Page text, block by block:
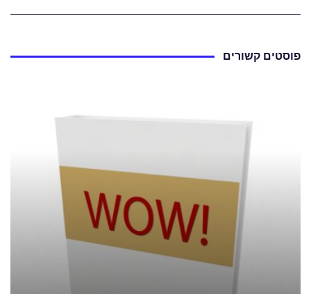
פוסטים קשורים